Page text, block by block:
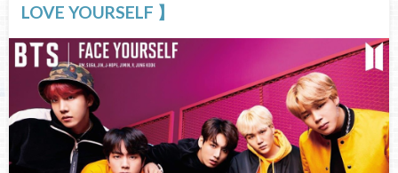
LOVE YOURSELF 】